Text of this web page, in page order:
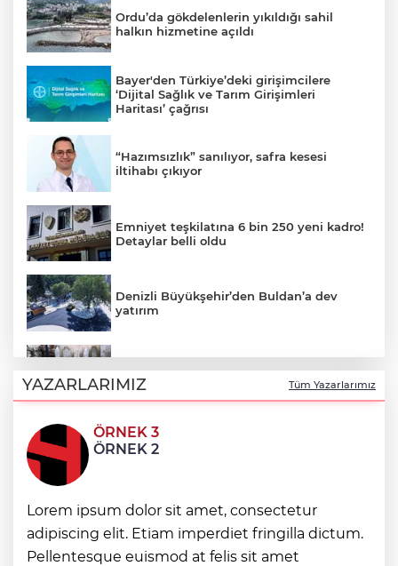
Ordu’da gökdelenlerin yıkıldığı sahil
halkın hizmetine açıldı
Bayer'den Türkiye’deki girişimcilere
‘Dijital Sağlık ve Tarım Girişimleri
Haritası’ çağrısı
“Hazımsızlık” sanılıyor, safra kesesi
iltihabı çıkıyor
Emniyet teşkilatına 6 bin 250 yeni kadro!
Detaylar belli oldu
Denizli Büyükşehir’den Buldan’a dev
yatırım
sonrası restorasyon
Bursa Keles'te yollar hem yenileniyor,
hem genişliyor
Başkan Genç, “Sevdam Karadeniz”
ekibini ağırladı! Film Festivali Aralık’ta
YAZARLARIMIZ Tüm Yazarlarımız
ÖRNEK 3
ÖRNEK 2
Lorem ipsum dolor sit amet, consectetur
adipiscing elit. Etiam imperdiet fringilla dictum.
Pellentesque euismod at felis sit amet